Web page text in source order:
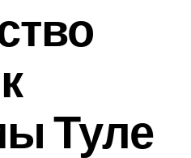
Туле